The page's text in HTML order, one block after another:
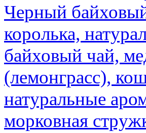
Черный
королька,
байховый чай,
(лемонграсс),
натуральные
морковная